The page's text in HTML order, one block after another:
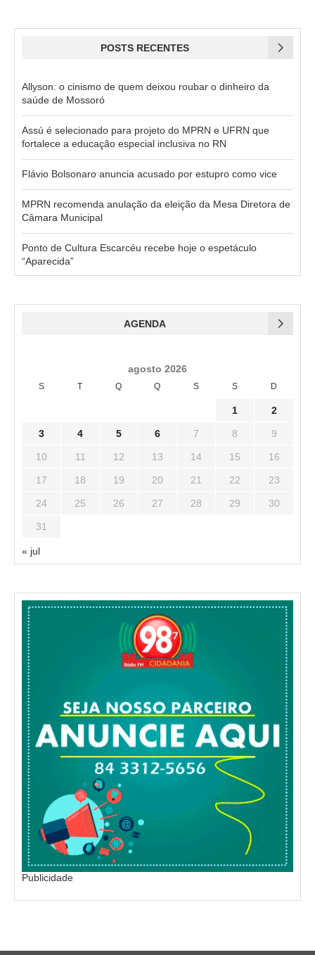
POSTS RECENTES
Allyson: o cinismo de quem deixou roubar o dinheiro da
saúde de Mossoró
Assú é selecionado para projeto do MPRN e UFRN que
fortalece a educação especial inclusiva no RN
Flávio Bolsonaro anuncia acusado por estupro como vice
MPRN recomenda anulação da eleição da Mesa Diretora de
Câmara Municipal
Ponto de Cultura Escarcéu recebe hoje o espetáculo
“Aparecida”
AGENDA
agosto 2026
S T Q Q S S D
1 2
3 4 5 6 7 8 9
10 11 12 13 14 15 16
17 18 19 20 21 22 23
24 25 26 27 28 29 30
31
« jul
Publicidade